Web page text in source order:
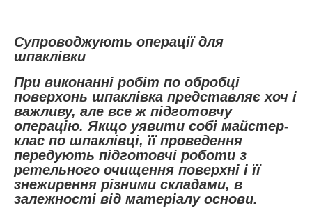
Супроводжують операції для
шпаклівки
При виконанні робіт по обробці
поверхонь шпаклівка представляє хоч і
важливу, але все ж підготовчу
операцію. Якщо уявити собі майстер-
клас по шпаклівці, її проведення
передують підготовчі роботи з
ретельного очищення поверхні і її
знежирення різними складами, в
залежності від матеріалу основи.